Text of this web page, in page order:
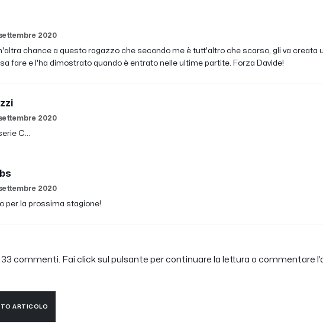
2020
chance a questo ragazzo che secondo me è tutt'altro che scarso, gli va creata
fare e l'ha dimostrato quando è entrato nelle ultime partite. Forza Davide!
2020
C...
2020
per la prossima stagione!
33 commenti. Fai click sul pulsante per continuare la lettura o commentare
ARTICOLO